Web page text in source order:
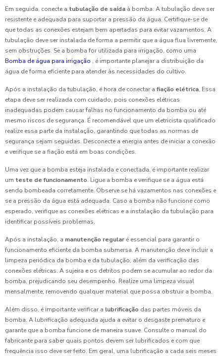
Em seguida, conecte a tubulação de saída à bomba. A tubulação deve ser
resistente e adequada para suportar a pressão da água. Certifique-se de
que todas as conexões estejam bem apertadas para evitar vazamentos. A
tubulação deve ser instalada de forma a permitir que a água flua livremente,
sem obstruções. Se a bomba for utilizada para irrigação, como uma
Bomba de água para irrigação , é importante planejar a distribuição da
água de forma eficiente para atender às necessidades do cultivo.
Após a instalação da tubulação, é hora de conectar a fiação elétrica. Essa
etapa deve ser realizada com cuidado, pois conexões elétricas
inadequadas podem causar falhas no funcionamento da bomba ou até
mesmo riscos de segurança. É recomendável que um eletricista qualificado
realize essa parte da instalação, garantindo que todas as normas de
segurança sejam seguidas. Desconecte a energia antes de iniciar a conexão
e verifique se a fiação está em boas condições.
Uma vez que a bomba esteja instalada e conectada, é importante realizar
um teste de funcionamento. Ligue a bomba e verifique se a água está
sendo bombeada corretamente. Observe se há vazamentos nas conexões e
se a pressão da água está adequada. Caso a bomba não funcione como
esperado, verifique as conexões elétricas e a instalação da tubulação para
identificar possíveis problemas.
Após a instalação, a manutenção regular é essencial para garantir o
funcionamento eficiente da bomba submersa. A manutenção deve incluir a
limpeza periódica da bomba e da tubulação, além da verificação das
conexões elétricas. A sujeira e os detritos podem se acumular ao redor da
bomba, prejudicando seu desempenho. Realize uma limpeza visual
mensalmente, removendo qualquer material que possa obstruir a bomba.
Além disso, é importante verificar a lubrificação das partes móveis da
bomba. A lubrificação adequada ajuda a evitar o desgaste prematuro e
garante que a bomba funcione de maneira suave. Consulte o manual do
fabricante para saber quais pontos devem ser lubrificados e com que
frequência isso deve ser feito. Em geral, uma lubrificação a cada seis meses